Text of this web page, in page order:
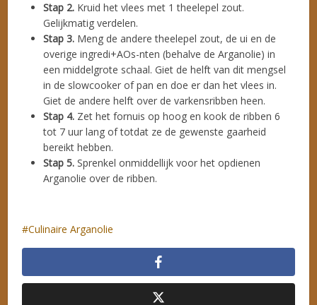
Stap 2. Kruid het vlees met 1 theelepel zout.
Gelijkmatig verdelen.
Stap 3. Meng de andere theelepel zout, de ui en de
overige ingredi+AOs-nten (behalve de Arganolie) in
een middelgrote schaal. Giet de helft van dit mengsel
in de slowcooker of pan en doe er dan het vlees in.
Giet de andere helft over de varkensribben heen.
Stap 4. Zet het fornuis op hoog en kook de ribben 6
tot 7 uur lang of totdat ze de gewenste gaarheid
bereikt hebben.
Stap 5.Sprenkel onmiddellijk voor het opdienen
Arganolie over de ribben.
Culinaire Arganolie